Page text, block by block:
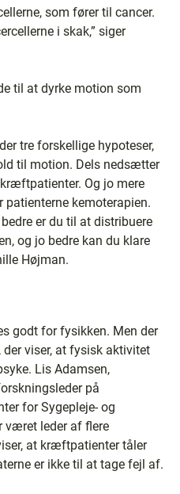
som fører til cancer.
i skak,” siger
til at dyrke motion som
tre forskellige hypoteser,
til motion. Dels nedsætter
Og jo mere
patienterne kemoterapien.
er du til at distribuere
og jo bedre kan du klare
Højman.
godt for fysikken. Men der
viser, at fysisk aktivitet
Lis Adamsen,
på
for Sygepleje- og
været leder af flere
at kræftpatienter tåler
er ikke til at tage fejl af.